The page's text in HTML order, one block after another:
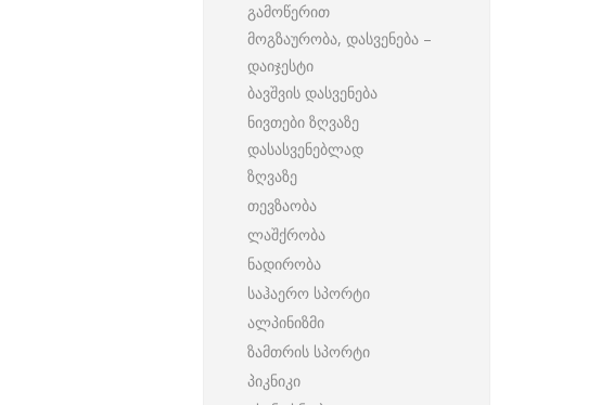
გამოწერით
მოგზაურობა, დასვენება –
დაიჯესტი
ბავშვის დასვენება
ნივთები ზღვაზე
დასასვენებლად
ზღვაზე
თევზაობა
ლაშქრობა
ნადირობა
საჰაერო სპორტი
ალპინიზმი
ზამთრის სპორტი
პიკნიკი